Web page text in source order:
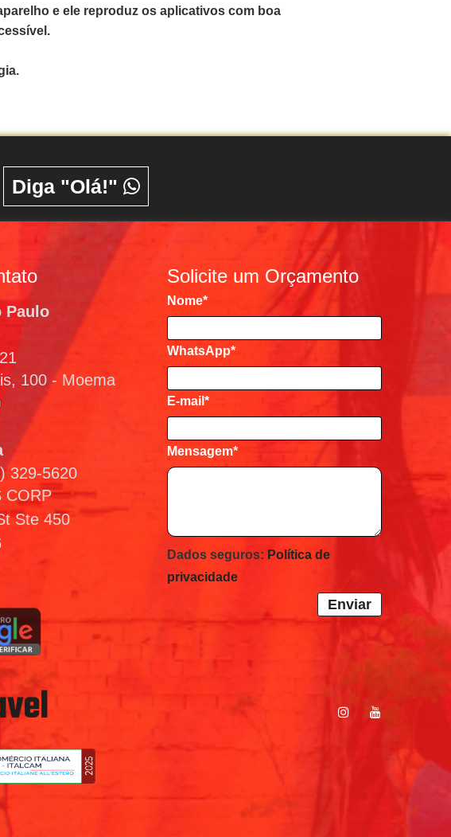
e ele reproduz os aplicativos com boa
Diga "Olá!"
Paulo
100 - Moema
329-5620
CORP
Ste 450
Solicite um Orçamento
Nome*
WhatsApp*
E-mail *
Mensagem*
Dados seguros: Política de
privacidade